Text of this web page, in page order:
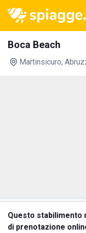
Boca Beach
Martinsicuro,
Questo stabilimento
di prenotazione